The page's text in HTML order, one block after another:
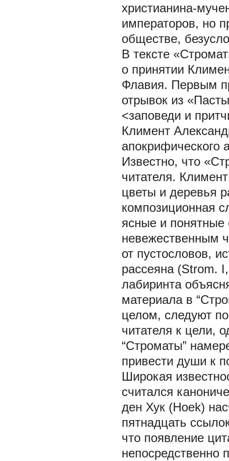
христианина-
императоров, но
обществе,
В тексте
о принятии
Флавия. Первым
отрывок из
<заповеди и
Климент
апокрифического
Известно, что
читателя.
цветы и деревья
композиционная
ясные и понятные
невежественным
от пустословов,
рассеяна (Strom.
лабиринта
материала в
целом, следуют
читателя к цели,
“Строматы”
привести души к
Широкая
считался
ден Хук (Hoek)
пятнадцать
что появление
непосредственно